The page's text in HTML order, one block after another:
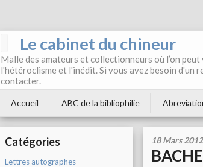
Le cabinet du chineur
Malle des amateurs et collectionneurs où l’on
l'hétéroclisme et l'inédit. Si vous avez besoin d'un
contacter.
Accueil ABC de la bibliophilie
Catégories
Lettres autographes
18 Mars 2012